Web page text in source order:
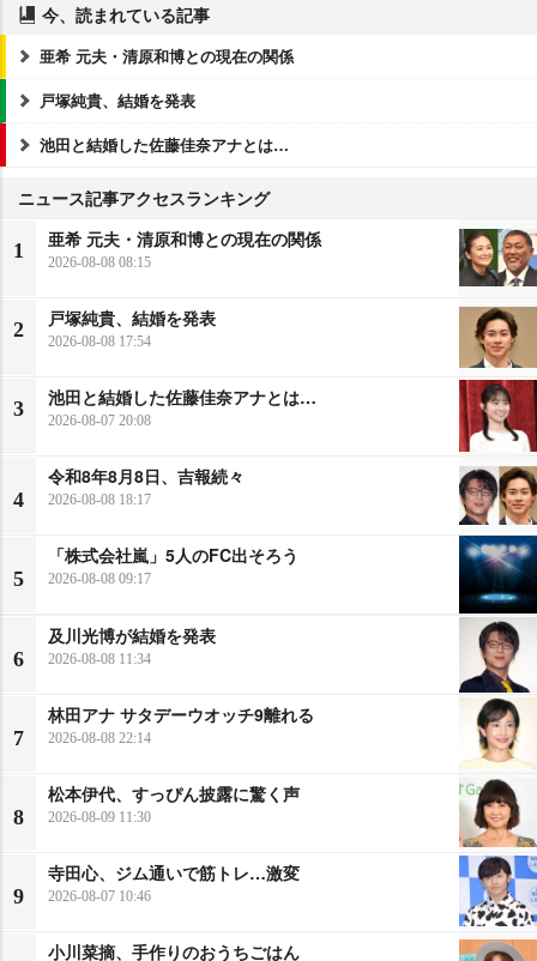
今、読まれている記事
亜希 元夫・清原和博との現在の関係
戸塚純貴、結婚を発表
池田と結婚した佐藤佳奈アナとは…
ニュース記事アクセスランキング
1
亜希 元夫・清原和博との現在の関係
2026-08-08 08:15
2
戸塚純貴、結婚を発表
2026-08-08 17:54
3
池田と結婚した佐藤佳奈アナとは…
2026-08-07 20:08
4
令和8年8月8日、吉報続々
2026-08-08 18:17
5
「株式会社嵐」5人のFC出そろう
2026-08-08 09:17
6
及川光博が結婚を発表
2026-08-08 11:34
7
林田アナ サタデーウオッチ9離れる
2026-08-08 22:14
8
松本伊代、すっぴん披露に驚く声
2026-08-09 11:30
9
寺田心、ジム通いで筋トレ…激変
2026-08-07 10:46
小川菜摘、手作りのおうちごはん